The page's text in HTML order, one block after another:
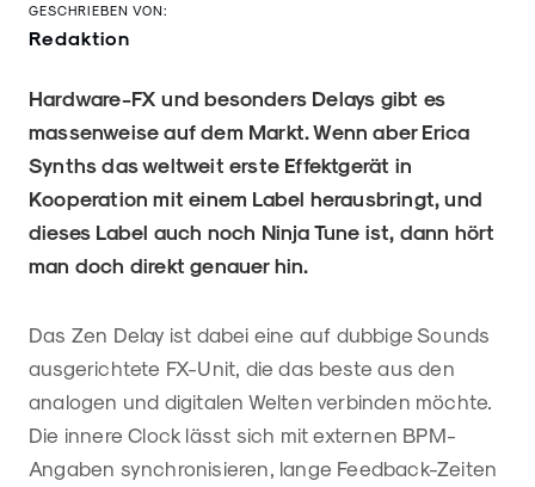
GESCHRIEBEN VON:
Redaktion
Hardware-FX und besonders Delays gibt es
massenweise auf dem Markt. Wenn aber Erica
Synths das weltweit erste Effektgerät in
Kooperation mit einem Label herausbringt, und
dieses Label auch noch Ninja Tune ist, dann hört
man doch direkt genauer hin.
Das Zen Delay ist dabei eine auf dubbige Sounds
ausgerichtete FX-Unit, die das beste aus den
analogen und digitalen Welten verbinden möchte.
Die innere Clock lässt sich mit externen BPM-
Angaben synchronisieren, lange Feedback-Zeiten